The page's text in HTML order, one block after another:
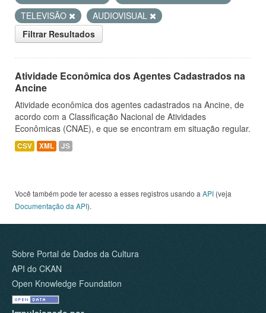
TELEVISÃO
AUDIOVISUAL
Filtrar Resultados
Atividade Econômica dos Agentes Cadastrados na
Ancine
Atividade econômica dos agentes cadastrados na Ancine, de
acordo com a Classificação Nacional de Atividades
Econômicas (CNAE), e que se encontram em situação regular.
CSV XML JS
Você também pode ter acesso a esses registros usando a API (veja
Documentação da API).
Sobre Portal de Dados da Cultura
API do CKAN
Open Knowledge Foundation